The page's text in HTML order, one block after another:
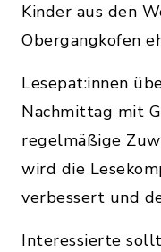
Kinder aus den
Obergangkofen
Lesepat:innen
Nachmittag mit
regelmäßige
wird die
verbessert und
Interessierte